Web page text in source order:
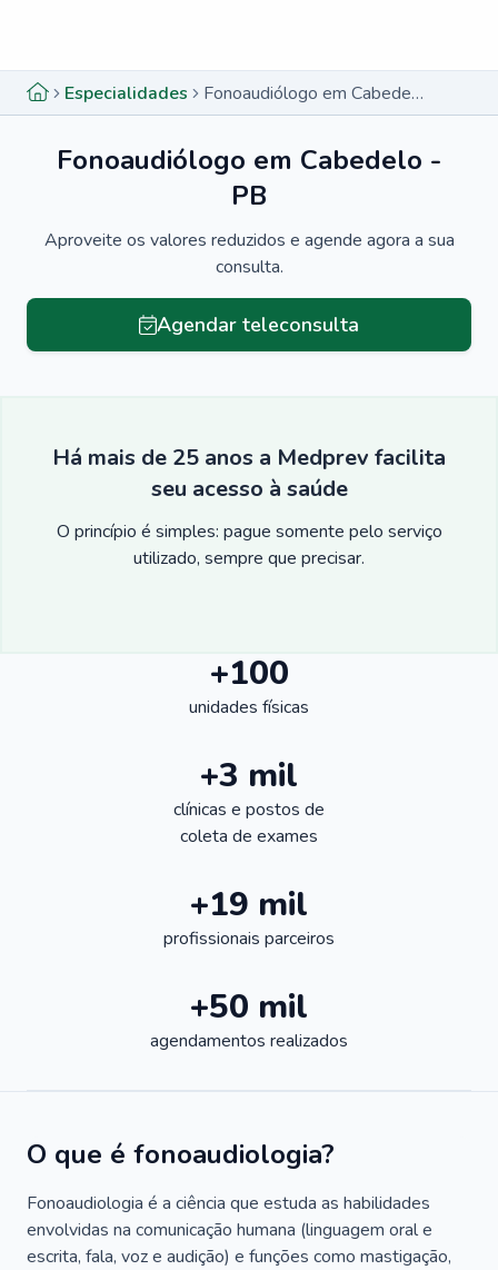
Especialidades Fonoaudiólogo em Cabedelo - PB
Fonoaudiólogo em Cabedelo -
PB
Aproveite os valores reduzidos e agende agora a sua
consulta.
Agendar teleconsulta
Há mais de 25 anos a Medprev facilita
seu acesso à saúde
O princípio é simples: pague somente pelo serviço
utilizado, sempre que precisar.
+100
unidades físicas
+3 mil
clínicas e postos de
coleta de exames
+19 mil
profissionais parceiros
+50 mil
agendamentos realizados
O que é fonoaudiologia?
Fonoaudiologia é a ciência que estuda as habilidades
envolvidas na comunicação humana (linguagem oral e
escrita, fala, voz e audição) e funções como mastigação,